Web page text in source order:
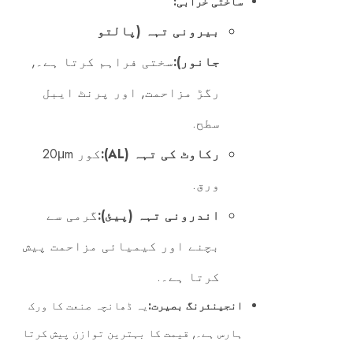
بیرونی تہہ (پالتو
جانور):سختی فراہم کرتا ہے۔,
رگڑ مزاحمت, اور پرنٹ ایبل
سطح.
رکاوٹ کی تہہ (AL):
کور 20μm
ورق.
اندرونی تہہ (پیئ):گرمی سے
بچنے اور کیمیائی مزاحمت پیش
کرتا ہے۔.
انجینئرنگ بصیرت: یہ ڈھانچہ صنعت کا ورک
ہارس ہے۔, قیمت کا بہترین توازن پیش کرتا